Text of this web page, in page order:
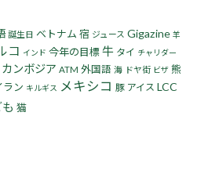
誕生日 ベトナム 宿 ジュース Gigazine 羊
コ インド 今年の目標牛 タイ チャリダー
カンボジア ATM 外国語 海 ドヤ街 ビザ 熊
ラン キルギス メキシコ 豚 アイス LCC
猫